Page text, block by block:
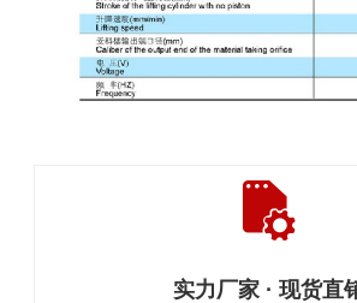
实力厂家 · 现货直